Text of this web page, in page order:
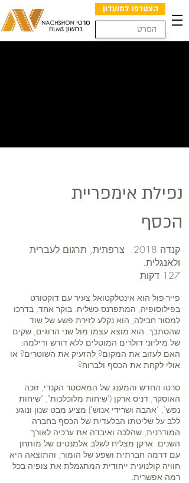
הצטרפו למועדון
נפילת אימפריית
הכסף
קנדה 2018. צרפתית, תרגום לעברית
ולאנגלית.
127 דקות
פייר-פול הוא אינטלקטואל צעיר עם דוקטורט
בפילוסופיה, המתפרנס כשליח. בוקר אחד, בדרכו
למסור חבילה, הוא נקלע לזירת פשע של שוד
שהסתבך. הוא מוצא עצמו מול שני הרוגים, שקים
של מיליוני דולרים המוטלים ללא דורש ודילמה:
האם לעזוב את המקום? להזעיק את השוטרים? או
אולי לקחת את הכסף ולברוח?
סרטו החדש והמענג של המאסטר הקנדי, זוכה
האוסקר, דניס ארקן ("שיחות מלוכלכות", "שיחות
נפש", "אהבה ושרידי אנוש") מציע מבט שנון ונוגע
ללב על שליטתו הבלעדית של הכסף בחברה
המודרנית, שהלכה ואיבדה את ערכיה לאורך
השנים. ארקן מצליח לשלב אלמנטים של מותחן
עם דרמה חברתית ושפע של הומור, והתוצאה היא
חוויה קולנועית ייחודית המתגמלת את צופיה בכל
רמה אפשרית.